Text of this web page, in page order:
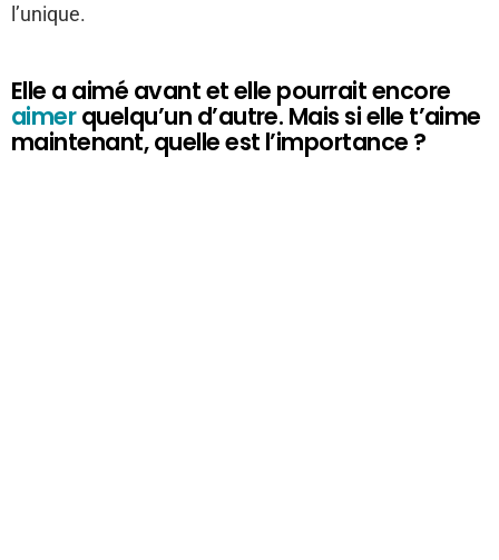
l’unique.
Elle a aimé avant et elle pourrait encore
aimerquelqu’un d’autre. Mais si elle t’aime
maintenant, quelle est l’importance ?